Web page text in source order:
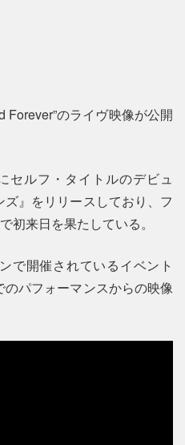
Forever”のライヴ映像が公開
セルフ・タイトルのデビュ
』をリリースしており、フ
初来日を果たしている。
で開催されているイベント
のパフォーマンスからの映像